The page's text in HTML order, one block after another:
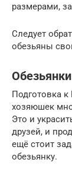
размерами,
Следует
обезьяны
Подготовка
хозяюшек
Это и
друзей, и
ещё стоит
обезьянку.